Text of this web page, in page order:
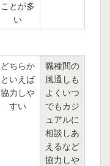
ことが多
い
どちらか
といえば
協力しや
すい
職種間の
風通しも
よくいつ
でもカジ
ュアルに
相談しあ
えるなど
協力しや